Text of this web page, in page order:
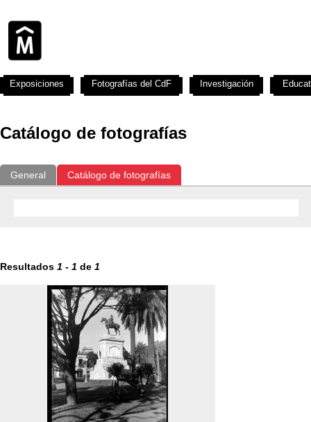
Catálogo de fotografías
General Catálogo de fotografías
Resultados 1 - 1 de 1
Exposiciones Fotografías del CdF Investigación